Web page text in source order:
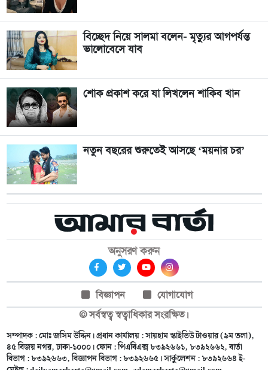
বিচ্ছেদ নিয়ে সালমা বলেন- ‍‌‌‌মৃত্যুর আগপর্যন্ত
ভালোবেসে যাব
শোক প্রকাশ করে যা লিখলেন শাকিব খান
নতুন বছরের শুরুতেই আসছে ‘ময়নার চর’
অনুসরণ করুন
বিজ্ঞাপন
যোগাযোগ
© সর্বস্বত্ব স্বত্বাধিকার সংরক্ষিত।
সম্পাদক : মোঃ জসিম উদ্দিন। প্রধান কার্যালয় : সায়হাম স্কাইভিউ টাওয়ার (৯ম তলা),
৪৫ বিজয় নগর, ঢাকা-১০০০। ফোন : পিএবিএক্স ৮৩৯২৬৬১, ৮৩৯২৬৬২, বার্তা
বিভাগ : ৮৩৯২৬৬৩, বিজ্ঞাপন বিভাগ : ৮৩৯২৬৬৫। সার্কুলেশন : ৮৩৯২৬৬৪ ই-